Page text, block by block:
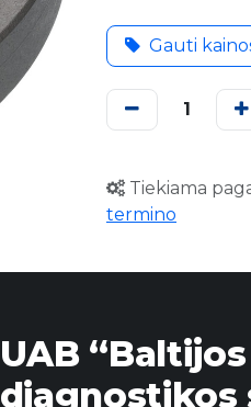
Gauti
Tiekiama
termino
UAB
diagnostikos